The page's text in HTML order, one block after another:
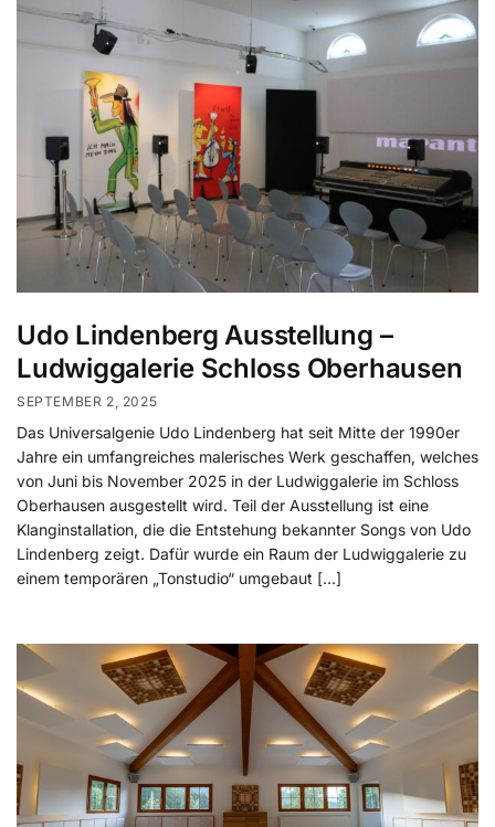
Udo Lindenberg Ausstellung –
Ludwiggalerie Schloss Oberhausen
SEPTEMBER 2, 2025
Das Universalgenie Udo Lindenberg hat seit Mitte der 1990er
Jahre ein umfangreiches malerisches Werk geschaffen, welches
von Juni bis November 2025 in der Ludwiggalerie im Schloss
Oberhausen ausgestellt wird. Teil der Ausstellung ist eine
Klanginstallation, die die Entstehung bekannter Songs von Udo
Lindenberg zeigt. Dafür wurde ein Raum der Ludwiggalerie zu
einem temporären „Tonstudio“ umgebaut […]